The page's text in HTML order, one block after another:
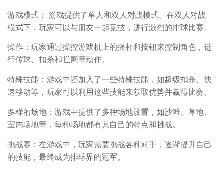
游戏模式： 游戏提供了单人和双人对战模式。在双人对战
模式下，玩家可以与朋友一起竞技，进行激烈的排球比赛。
操作：玩家通过操控游戏机上的摇杆和按钮来控制角色，进
行传球、扣杀和拦网等动作。
特殊技能：游戏中还加入了一些特殊技能，如超级扣杀、快
速移动等，玩家可以利用这些技能来获取优势并赢得比赛。
多样的场地：游戏中提供了多种场地设置，如沙滩、草地、
室内场地等，每种场地都有其自己的特点和挑战。
挑战赛：在游戏中，玩家需要挑战各种对手，逐渐提升自己
的技能，最终成为排球界的冠军。